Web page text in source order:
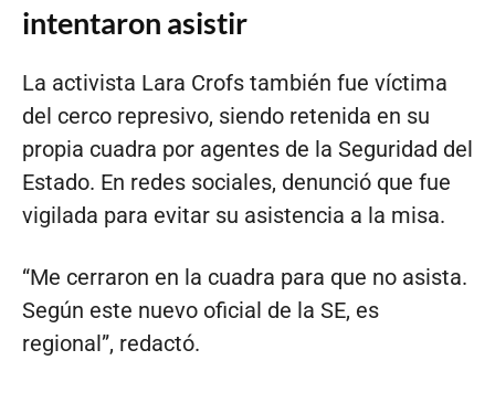
intentaron asistir
La activista Lara Crofs también fue víctima
del cerco represivo, siendo retenida en su
propia cuadra por agentes de la Seguridad del
Estado. En redes sociales, denunció que fue
vigilada para evitar su asistencia a la misa.
“Me cerraron en la cuadra para que no asista.
Según este nuevo oficial de la SE, es
regional”, redactó.